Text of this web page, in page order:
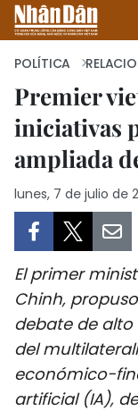
POLÍTICA
Premier
iniciativas
ampliada
lunes, 7 de julio de
El primer
Chinh,
debate de
del
económico-
artificial (IA),